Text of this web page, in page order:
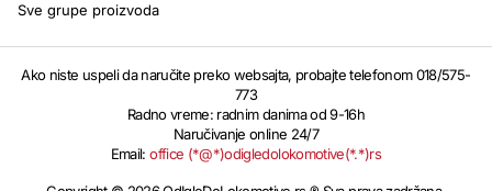
Sve grupe proizvoda
Ako niste uspeli da naručite preko websajta, probajte telefonom 018/575-
773
Radno vreme: radnim danima od 9-16h
Naručivanje online 24/7
Email:office (*@*)odigledolokomotive(*.*)rs